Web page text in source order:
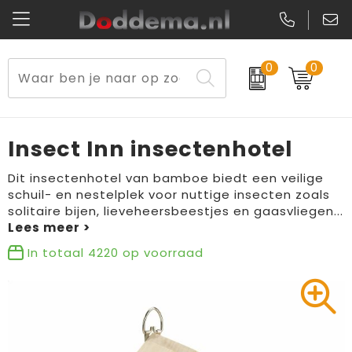
0 0
Paraplu's
Aanstekers
Elektronica, Gadgets en USB
Bidons en Sportflessen
Veiligheidsvesten en Veiligheidshesjes
Veiligheidssignalering en Verlichting
Gereedschap
Sweaters
T-Shirts
Peuters en Baby's
Lunchtassen
Schoenentassen
Golftassen
Insect Inn insectenhotel
Dit insectenhotel van bamboe biedt een veilige
schuil- en nestelplek voor nuttige insecten zoals
solitaire bijen, lieveheersbeestjes en gaasvliegen...
In totaal 4220 op voorraad